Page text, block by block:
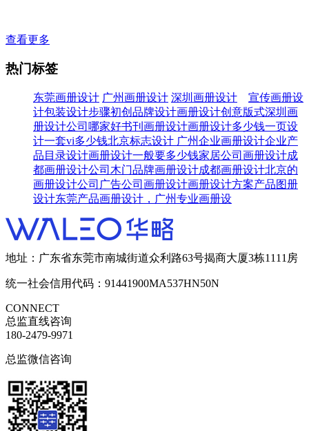
查看更多
热门标签
东莞画册设计 广州画册设计 深圳画册设计
宣传画册设
计包装设计步骤初创品牌设计画册设计创意版式深圳画
册设计公司哪家好书刊画册设计画册设计多少钱一页设
计一套vi多少钱北京标志设计 广州企业画册设计企业产
品目录设计画册设计一般要多少钱家居公司画册设计成
都画册设计公司 木门品牌画册设计成都画册设计北京的
画册设计公司 广告公司画册设计画册设计方案产品图册
设计东莞产品画册设计，广州专业画册设
地址：广东省东莞市南城街道众利路63号揭商大厦3栋1111房
统一社会信用代码：91441900MA537HN50N
CONNECT
总监直线咨询
180-2479-9971
总监微信咨询